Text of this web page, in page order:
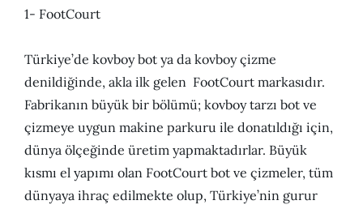
1- FootCourt
Türkiye’de kovboy bot ya da kovboy çizme
denildiğinde, akla ilk gelen FootCourt markasıdır.
Fabrikanın büyük bir bölümü; kovboy tarzı bot ve
çizmeye uygun makine parkuru ile donatıldığı için,
dünya ölçeğinde üretim yapmaktadırlar. Büyük
kısmı el yapımı olan FootCourt bot ve çizmeler, tüm
dünyaya ihraç edilmekte olup, Türkiye’nin gurur